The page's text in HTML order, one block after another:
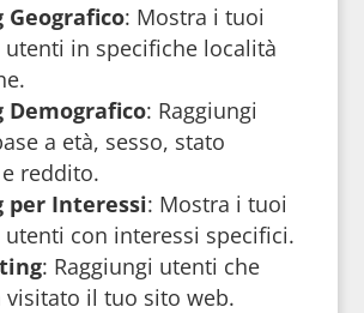
Geografico: Mostra i tuoi
in specifiche località
Demografico: Raggiungi
a età, sesso, stato
reddito.
per Interessi: Mostra i tuoi
con interessi specifici.
: Raggiungi utenti che
visitato il tuo sito web.